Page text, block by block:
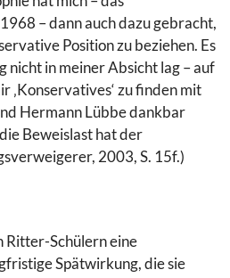
– dann auch dazu gebracht,
Position zu beziehen. Es
nicht in meiner Absicht lag – auf
‚Konservatives‘ zu finden mit
Hermann Lübbe dankbar
Beweislast hat der
2003, S. 15f.)
Ritter-Schülern eine
Spätwirkung, die sie